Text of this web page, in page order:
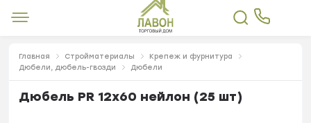
Главная Стройматериалы
Крепеж и фурнитура
Дюбели, дюбель-гвозди
Дюбели
Дюбель PR 12х60 нейлон (25 шт)